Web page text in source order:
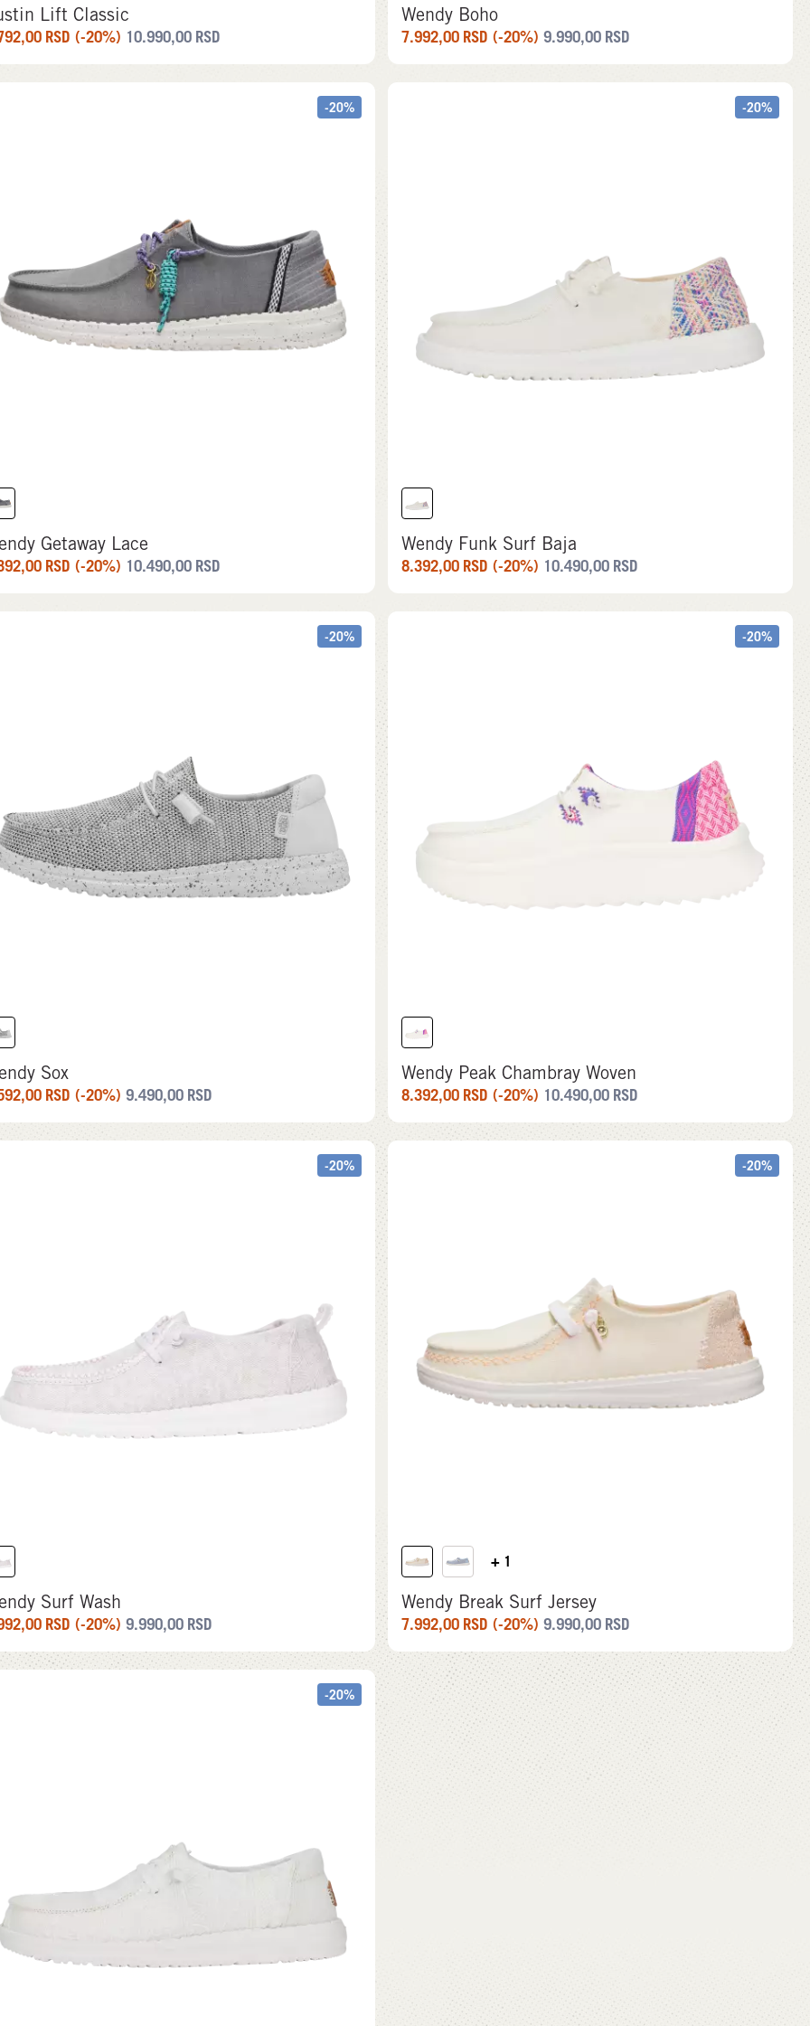
Lift Classic
RSD (-20%) 10.990,00 RSD
Wendy Boho
7.992,00 RSD (-20%) 9.990,00 RSD
-20%
Getaway Lace
RSD (-20%) 10.490,00 RSD
-20%
Wendy Funk Surf Baja
8.392,00 RSD (-20%) 10.490,00 RSD
-20%
Sox
RSD (-20%) 9.490,00 RSD
-20%
Wendy Peak Chambray Woven
8.392,00 RSD (-20%) 10.490,00 RSD
-20%
Surf Wash
RSD (-20%) 9.990,00 RSD
-20%
+ 1
Wendy Break Surf Jersey
7.992,00 RSD (-20%) 9.990,00 RSD
-20%